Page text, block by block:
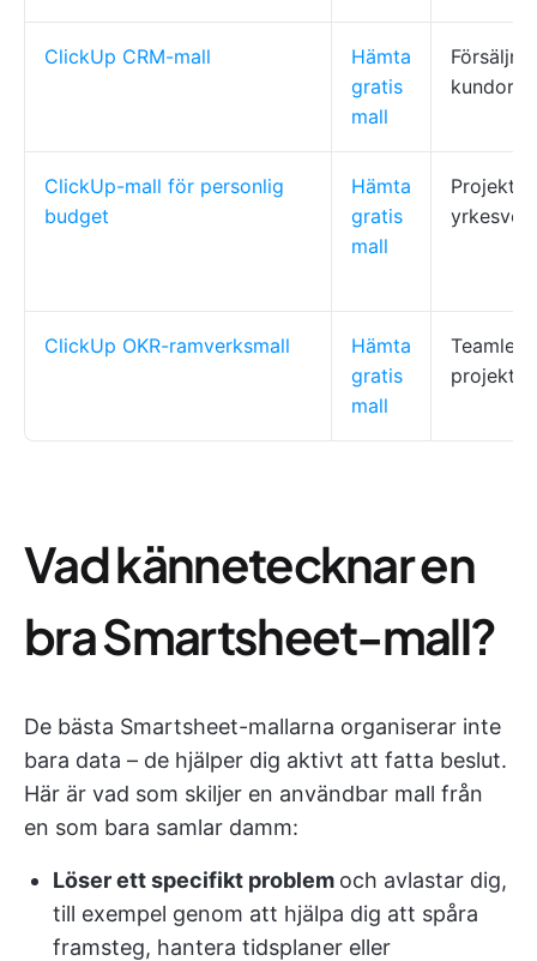
ClickUp CRM-mall
Hämta
gratis
mall
ClickUp-mall för personlig
budget
Hämta
gratis
mall
ClickUp OKR-ramverksmall
Hämta
gratis
mall
Vad kännetecknar en
bra Smartsheet-mall?
De bästa Smartsheet-mallarna organiserar inte
bara data – de hjälper dig aktivt att fatta beslut.
Här är vad som skiljer en användbar mall från
en som bara samlar damm:
Löser ett specifikt problem och avlastar dig,
till exempel genom att hjälpa dig att spåra
framsteg, hantera tidsplaner eller